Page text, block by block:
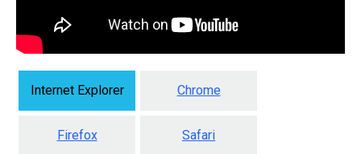
Internet Explorer Chrome
Firefox Safari